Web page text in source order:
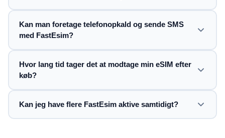
Kan man foretage telefonopkald og sende SMS
med FastEsim?
Hvor lang tid tager det at modtage min eSIM efter
køb?
Kan jeg have flere FastEsim aktive samtidigt?